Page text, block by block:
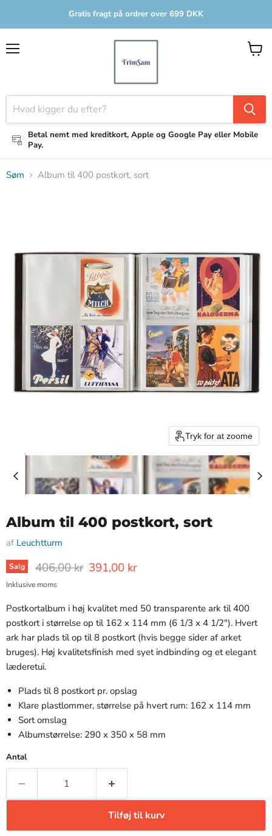
Gratis fragt på ordrer over 699 DKK
Betal nemt med kreditkort, Apple og Google Pay eller Mobile
Pay.
Se
Søm Album til 400 postkort, sort
Tryk for at zoome
Album til 400 postkort, sort
af Leuchtturm
Salg Normal pris
406,00 kr Nuværende pris
391,00 kr
Inklusive moms
Postkortalbum i høj kvalitet med 50 transparente ark til 400
postkort i størrelse op til 162 x 114 mm (6 1/3 x 4 1/2"). Hvert
ark har plads til op til 8 postkort (hvis begge sider af arket
bruges). Høj kvalitetsfinish med syet indbinding og et elegant
læderetui.
Plads til 8 postkort pr. opslag
Klare plastlommer, størrelse på hvert rum: 162 x 114 mm
Sort omslag
Albumstørrelse: 290 x 350 x 58 mm
Antal
Tilføj til kurv